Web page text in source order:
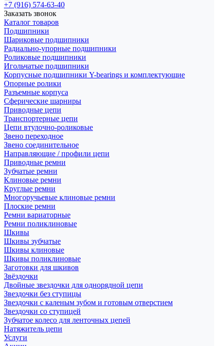
+7 (916) 574-63-40
Заказать звонок
Каталог товаров
Подшипники
Шариковые подшипники
Радиально-упорные подшипники
Роликовые подшипники
Игольчатые подшипники
Корпусные подшипники Y-bearings и комплектующие
Опорные ролики
Разъемные корпуса
Сферические шарниры
Приводные цепи
Транспортерные цепи
Цепи втулочно-роликовые
Звено переходное
Звено соединительное
Направляющие / профили цепи
Приводные ремни
Зубчатые ремни
Клиновые ремни
Круглые ремни
Многоручьевые клиновые ремни
Плоские ремни
Ремни вариаторные
Ремни поликлиновые
Шкивы
Шкивы зубчатые
Шкивы клиновые
Шкивы поликлиновые
Заготовки для шкивов
Звёздочки
Двойные звездочки для однорядной цепи
Звездочки без ступицы
Звездочки с каленым зубом и готовым отверстием
Звездочки со ступицей
Зубчатое колесо для ленточных цепей
Натяжитель цепи
Услуги